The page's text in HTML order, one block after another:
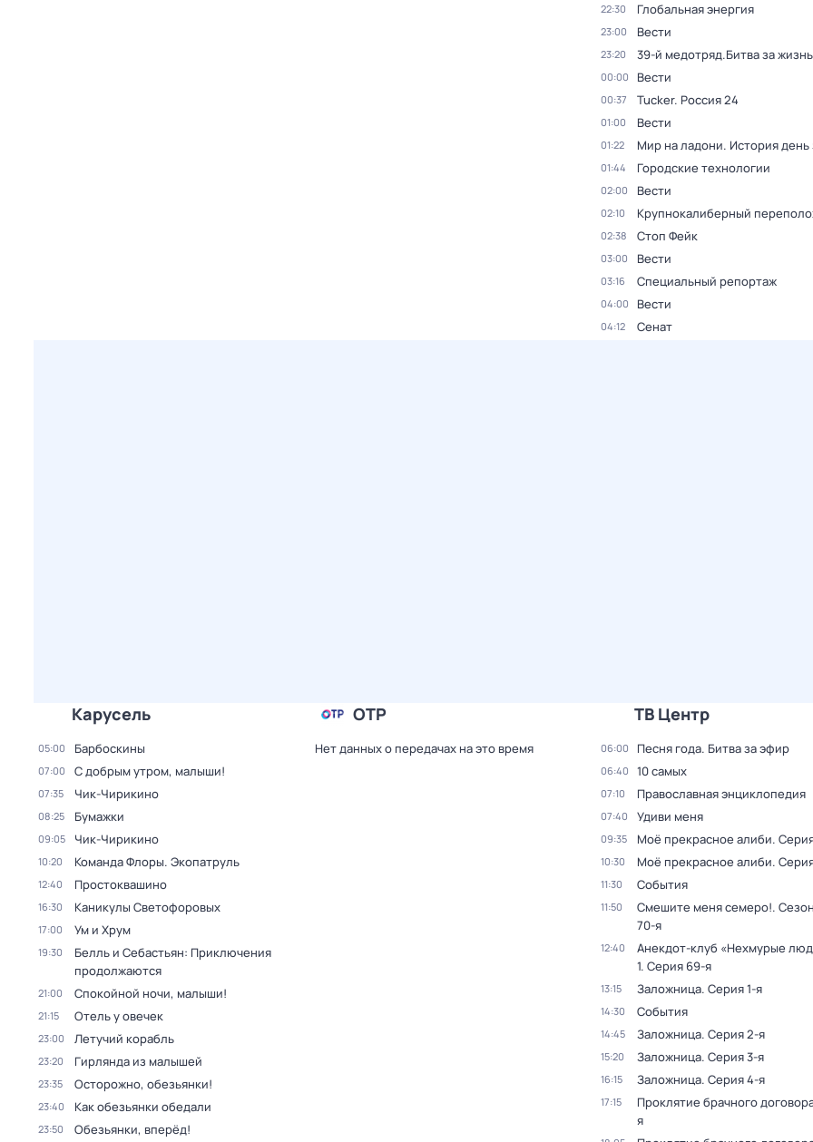
22:30 Глобальная энергия
23:00 Вести
23:20 39-й медотряд.Битва за жизнь
00:00 Вести
00:37 Tucker. Россия 24
01:00 Вести
01:22 Мир на ладони. История день
01:44 Городские технологии
02:00 Вести
02:10 Крупнокалиберный
02:38 Стоп Фейк
03:00 Вести
03:16 Специальный репортаж
04:00 Вести
04:12 Сенат
Карусель
05:00 Барбоскины
07:00 С добрым утром, малыши!
07:35 Чик-Чирикино
08:25 Бумажки
09:05 Чик-Чирикино
10:20 Команда Флоры. Экопатруль
12:40 Простоквашино
16:30 Каникулы Светофоровых
17:00 Ум и Хрум
19:30
Белль и Себастьян: Приключения
продолжаются
21:00 Спокойной ночи, малыши!
21:15 Отель у овечек
23:00 Летучий корабль
23:20 Гирлянда из малышей
23:35 Осторожно, обезьянки!
23:40 Как обезьянки обедали
23:50 Обезьянки, вперёд!
ОТР
Нет данных о передачах на это время
ТВ Центр
06:00 Песня года. Битва за эфир
06:40 10 самых
07:10 Православная энциклопедия
07:40 Удиви меня
09:35 Моё прекрасное алиби.
10:30 Моё прекрасное алиби.
11:30 События
11:50 Смешите меня семеро!.
70-я
12:40 Анекдот-клуб «Нехмурые
1. Серия 69-я
13:15 Заложница. Серия 1-я
14:30 События
14:45 Заложница. Серия 2-я
15:20 Заложница. Серия 3-я
16:15 Заложница. Серия 4-я
17:15 Проклятие брачного
я